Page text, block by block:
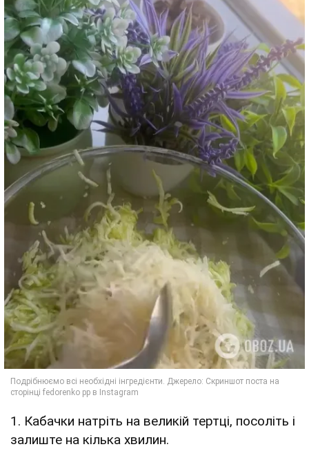
1. Кабачки натріть на великій тертці, посоліть і
залиште на кілька хвилин.